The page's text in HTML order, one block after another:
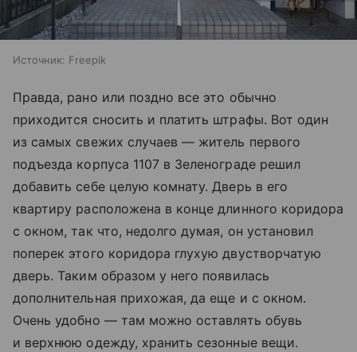
Источник: Freepik
Правда, рано или поздно все это обычно
приходится сносить и платить штрафы. Вот один
из самых свежих случаев — житель первого
подъезда корпуса 1107 в Зеленограде решил
добавить себе целую комнату. Дверь в его
квартиру расположена в конце длинного коридора
с окном, так что, недолго думая, он установил
поперек этого коридора глухую двустворчатую
дверь. Таким образом у него появилась
дополнительная прихожая, да еще и с окном.
Очень удобно — там можно оставлять обувь
и верхнюю одежду, хранить сезонные вещи.